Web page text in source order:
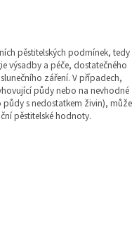
pěstitelských podmínek, tedy
výsadby a péče, dostatečného
záření. V případech,
půdy nebo na nevhodné
s nedostatkem živin), může
pěstitelské hodnoty.